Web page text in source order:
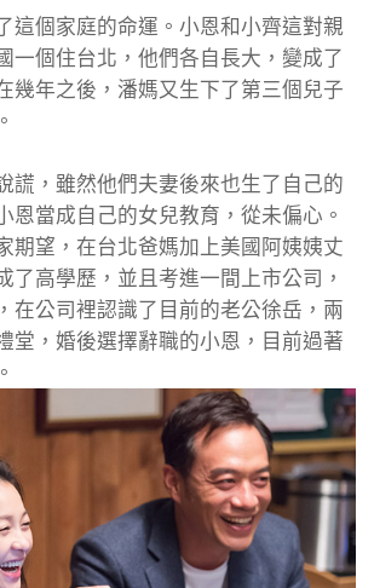
這個家庭的命運。小恩和小齊這對親
一個住台北，他們各自長大，變成了
幾年之後，潘媽又生下了第三個兒子
謊，雖然他們夫妻後來也生了自己的
恩當成自己的女兒教育，從未偏心。
期望，在台北爸媽加上美國阿姨姨丈
了高學歷，並且考進一間上市公司，
在公司裡認識了目前的老公徐岳，兩
堂，婚後選擇辭職的小恩，目前過著